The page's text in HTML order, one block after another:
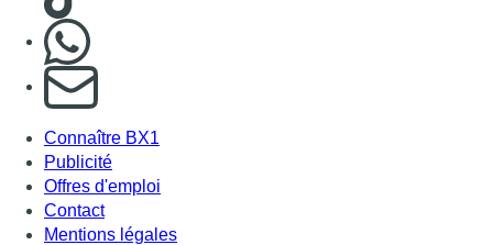
S'abonner à notre newsletter
Connaître BX1
Publicité
Offres d'emploi
Contact
Mentions légales